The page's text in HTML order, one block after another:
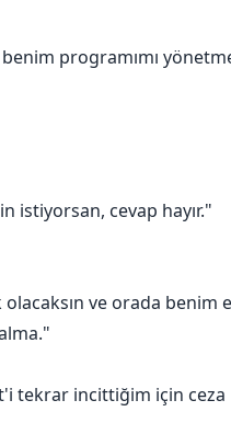
programımı
istiyorsan, cevap hayır."
ve orada benim
tekrar incittiğim için ceza